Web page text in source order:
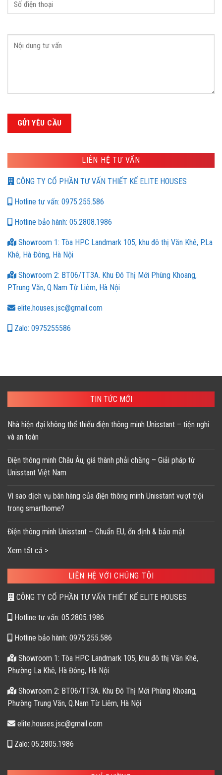
LIÊN HỆ TƯ VẤN
CÔNG TY CỔ PHẦN TƯ VẤN THIẾT KẾ ELITE HOUSES
Hotline tư vấn: 0975.255.586
Hotline bảo hành: 05.2808.1986
Showroom 1: Tòa HPC Landmark 105, khu đô thị Văn Khê, P.La
Khê, Hà Đông, Hà Nội
Showroom 2: BT06/TT3A. Khu Đô Thị Mới Phùng Khoang,
P.Trung Văn, Q.Nam Từ Liêm, Hà Nội
elite.houses.jsc@gmail.com
Zalo: 0975255586
TIN TỨC MỚI
Nhà hiện đại không thể thiếu điện thông minh Unisstant – tiện nghi
và an toàn
Điện thông minh Châu Âu, giá thành phải chăng – Giải pháp từ
Unisstant Việt Nam
Vì sao dịch vụ bán hàng của điện thông minh Unisstant vượt trội
trong smarthome?
Điện thông minh Unisstant – Chuẩn EU, ổn định & bảo mật
Xem tất cả >
LIÊN HỆ VỚI CHÚNG TÔI
CÔNG TY CỔ PHẦN TƯ VẤN THIẾT KẾ ELITE HOUSES
Hotline tư vấn: 05.2805.1986
Hotline bảo hành: 0975.255.586
Showroom 1: Tòa HPC Landmark 105, khu đô thị Văn Khê,
Phường La Khê, Hà Đông, Hà Nội
Showroom 2: BT06/TT3A. Khu Đô Thị Mới Phùng Khoang,
Phường Trung Văn, Q.Nam Từ Liêm, Hà Nội
elite.houses.jsc@gmail.com
Zalo: 05.2805.1986